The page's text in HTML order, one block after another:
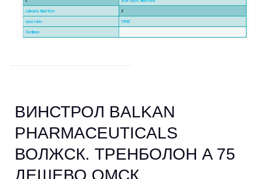
ВИНСТРОЛ BALKAN
PHARMACEUTICALS
ВОЛЖСК. ТРЕНБОЛОН A 75
ДЕШЕВО ОМСК